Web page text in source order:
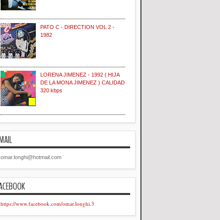
PATO C - DIRECTION VOL 2 -
1982
LORENA JIMENEZ - 1992 ( HIJA
DE LA MONA JIMENEZ ) CALIDAD
320 kbps
omar.longhi@hotmail.com
https://www.facebook.com/omar.longhi.3